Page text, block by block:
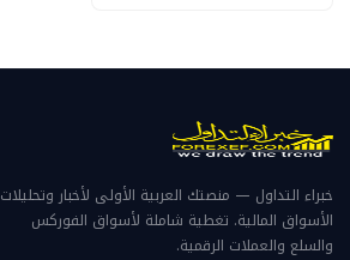
خبراء التداول — منصتك العربية الأولى لأخبار وتحليلات
الأسواق المالية. تغطية شاملة لأسواق الفوركس
والسلع والعملات الرقمية.